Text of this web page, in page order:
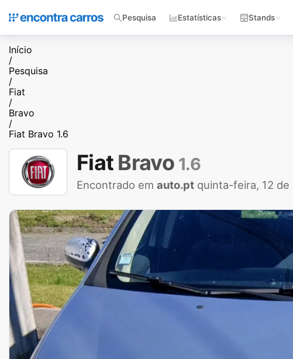
Pesquisa Estatísticas Stands
Início
/
Pesquisa
/
Fiat
/
Bravo
/
Fiat Bravo 1.6
Fiat Bravo 1.6
Encontrado em auto.pt quinta-feira, 12